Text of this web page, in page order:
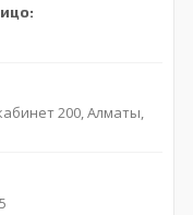
200, Алматы,